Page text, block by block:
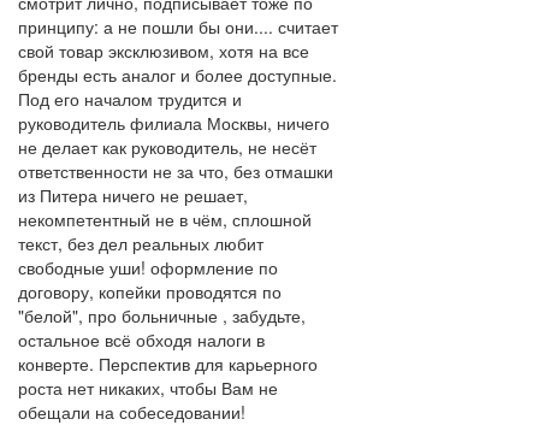
принципу: а не пошли бы они.... считает
свой товар эксклюзивом, хотя на все
бренды есть аналог и более доступные.
Под его началом трудится и
руководитель филиала Москвы, ничего
не делает как руководитель, не несёт
ответственности не за что, без отмашки
из Питера ничего не решает,
некомпетентный не в чём, сплошной
текст, без дел реальных любит
свободные уши! оформление по
договору, копейки проводятся по
"белой", про больничные , забудьте,
остальное всё обходя налоги в
конверте. Перспектив для карьерного
роста нет никаких, чтобы Вам не
обещали на собеседовании!